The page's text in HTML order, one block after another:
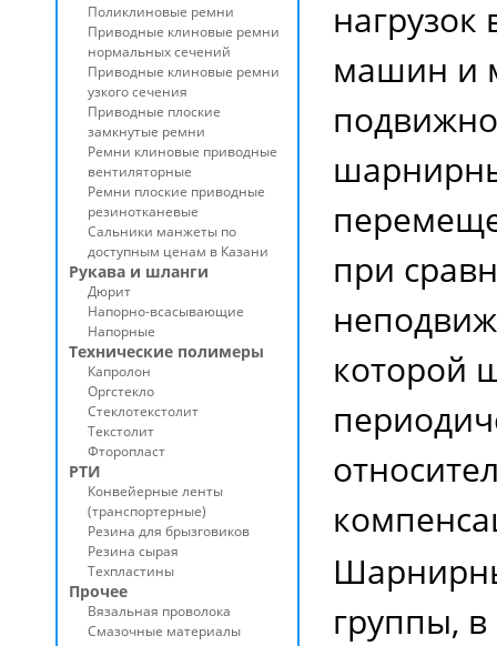
машин и
при
которой
группы,
Поликлиновые ремни
Приводные клиновые ремни
нормальных сечений
Приводные клиновые ремни
узкого сечения
Приводные плоские
замкнутые ремни
Ремни клиновые приводные
вентиляторные
Ремни плоские приводные
резинотканевые
Сальники манжеты по
доступным ценам в Казани
Рукава и шланги
Дюрит
Напорно-всасывающие
Напорные
Технические полимеры
Капролон
Оргстекло
Стеклотекстолит
Текстолит
Фторопласт
РТИ
Конвейерные ленты
(транспортерные)
Резина для брызговиков
Резина сырая
Техпластины
Прочее
Вязальная проволока
Смазочные материалы